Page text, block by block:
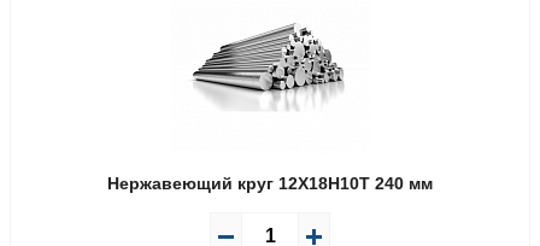
Нержавеющий круг 12Х18Н10Т 240 мм